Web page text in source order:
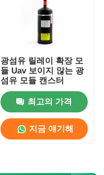
광섬유 릴레이 확장 모
듈 Uav 보이지 않는 광
섬유 모듈 캔스터
최고의 가격
지금 얘기해